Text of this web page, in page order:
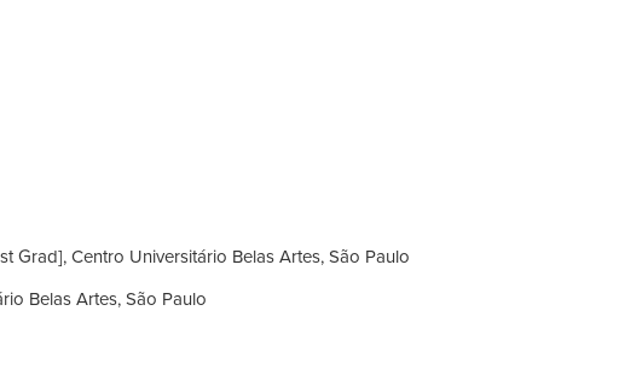
Grad], Centro Universitário Belas Artes, São Paulo
Belas Artes, São Paulo